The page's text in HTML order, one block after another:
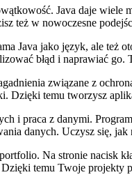
Java daje wiele
też w nowoczesne
Java jako język, ale też
błąd i naprawiać
związane z
Dzięki temu tworzysz
i praca z danymi.
danych. Uczysz się,
Na stronie nacisk
temu Twoje projekty